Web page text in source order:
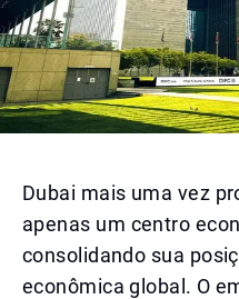
Dubai mais uma vez
apenas um centro
consolidando sua
econômica global. O